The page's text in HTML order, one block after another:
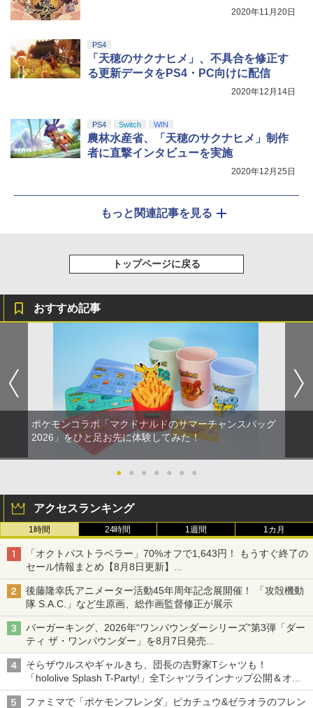
2020年11月20日
PS4
「天穂のサクナヒメ」、不具合を修正す
る更新データをPS4・PC向けに配信
2020年12月14日
PS4 Switch WIN
農林水産省、「天穂のサクナヒメ」制作
者に直撃インタビューを実施
2020年12月25日
もっと関連記事を見る
トップページに戻る
おすすめ記事
ポケモンコラボ「マクドナルドのサマーチャンスバッグ
2026」をひと足お先に体験してみた！
● ● ● ● ● ● ●
アクセスランキング
1時間 24時間 1週間 1カ月
「オクトパストラベラー」70%オフで1,643円！ もうすぐ終了の
セール情報まとめ【8月8日更新】
ニンテンドーeショップでは「大神 絶景版」が67%オフで990円
後藤隆幸氏アニメーター活動45年周年記念展開催！ 「攻殻機動
隊 S.A.C.」など生原画、総作画監督修正が展示
バーガーキング、2026年“ワンパウンダーシリーズ”第3弾「ダー
ティ ザ・ワンパウンダー」を8月7日発売
「特製ガーリックマヨソース」を使用した超大型チーズバーガー
そらザウルスやギャルきち、団長の吉野家Tシャツも！
「hololive Splash T-Party!」全Tシャツラインナップ公開＆オン
ライン販売開始
ファミマで「ポケモンフレンダ」ピカチュウ&ゼラオラのフレン